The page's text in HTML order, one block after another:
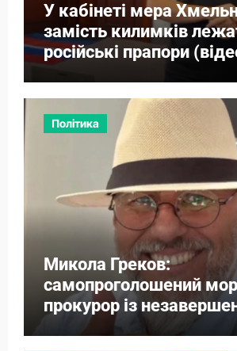
У кабінеті мера
замість килимків
російські прапори
Політика
Микола Греков:
самопроголошений
прокурор із
власною справою